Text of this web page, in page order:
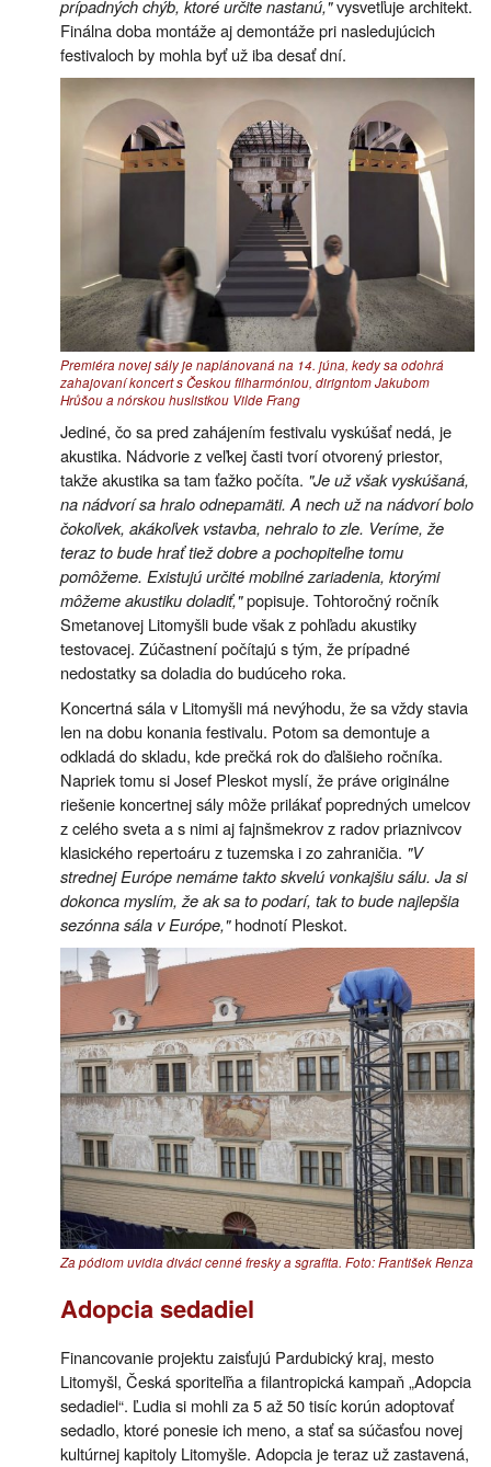
prípadných chýb, ktoré určite nastanú,"vysvetľuje architekt.
Finálna doba montáže aj demontáže pri nasledujúcich
festivaloch by mohla byť už iba desať dní.
Premiéra novej sály je naplánovaná na 14. júna, kedy sa odohrá
zahajovaní koncert s Českou filharmóniou, dirigntom Jakubom
Hrůšou a nórskou huslistkou Vilde Frang
Jediné, čo sa pred zahájením festivalu vyskúšať nedá, je
akustika. Nádvorie z veľkej časti tvorí otvorený priestor,
takže akustika sa tam ťažko počíta. "Je už však vyskúšaná,
na nádvorí sa hralo odnepamäti. A nech už na nádvorí bolo
čokoľvek, akákoľvek vstavba, nehralo to zle. Veríme, že
teraz to bude hrať tiež dobre a pochopiteľne tomu
pomôžeme. Existujú určité mobilné zariadenia, ktorými
môžeme akustiku doladiť,"popisuje. Tohtoročný ročník
Smetanovej Litomyšli bude však z pohľadu akustiky
testovacej. Zúčastnení počítajú s tým, že prípadné
nedostatky sa doladia do budúceho roka.
Koncertná sála v Litomyšli má nevýhodu, že sa vždy stavia
len na dobu konania festivalu. Potom sa demontuje a
odkladá do skladu, kde prečká rok do ďalšieho ročníka.
Napriek tomu si Josef Pleskot myslí, že práve originálne
riešenie koncertnej sály môže prilákať popredných umelcov
z celého sveta a s nimi aj fajnšmekrov z radov priaznivcov
klasického repertoáru z tuzemska i zo zahraničia. "V
strednej Európe nemáme takto skvelú vonkajšiu sálu. Ja si
dokonca myslím, že ak sa to podarí, tak to bude najlepšia
sezónna sála v Európe,"hodnotí Pleskot.
Za pódiom uvidia diváci cenné fresky a sgrafita. Foto: František Renza
Adopcia sedadiel
Financovanie projektu zaisťujú Pardubický kraj, mesto
Litomyšl, Česká sporiteľňa a filantropická kampaň „Adopcia
sedadiel“. Ľudia si mohli za 5 až 50 tisíc korún adoptovať
sedadlo, ktoré ponesie ich meno, a stať sa súčasťou novej
kultúrnej kapitoly Litomyšle. Adopcia je teraz už zastavená,